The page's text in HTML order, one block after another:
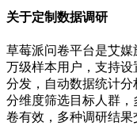
关于定制数据调研
草莓派问卷平台是艾
万级样本用户，支持
分发，自动数据统计
分维度筛选目标人群
卷有效，多种调研结果